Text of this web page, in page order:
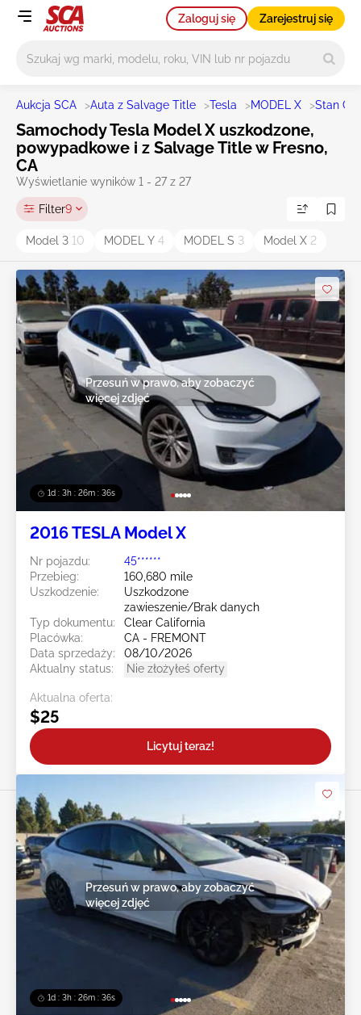
Zaloguj się Zarejestruj się
Aukcja SCA >Auta z Salvage Title >Tesla >MODEL X >Stan CA
Samochody Tesla Model X uszkodzone,
powypadkowe i z Salvage Title w Fresno,
CA
Wyświetlanie wyników 1 - 27 z 27
Filter9
Model 3 10 MODEL Y 4 MODEL S 3 Model X 2
1d : 3h : 26m : 33s
Przesuń w prawo, aby zobaczyć
więcej zdjęć
2016 TESLA Model X
Nr pojazdu:
45******
Przebieg:
160,680 mile
Uszkodzenie:
Uszkodzone
zawieszenie/Brak danych
Typ dokumentu:
Clear California
Placówka:
CA - FREMONT
Data sprzedaży:
08/10/2026
Aktualny status:
Nie złożyłeś oferty
Aktualna oferta:
$25
Licytuj teraz!
1d : 3h : 26m : 33s
Przesuń w prawo, aby zobaczyć
więcej zdjęć